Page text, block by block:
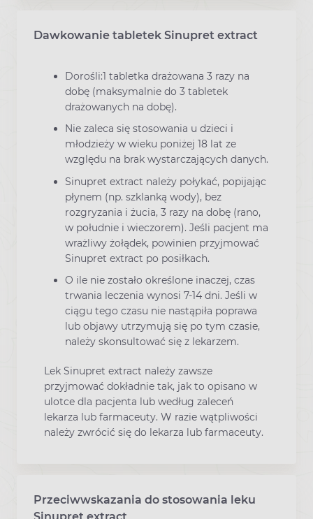
Dawkowanie tabletek Sinupret extract
Dorośli:1 tabletka drażowana 3 razy na
dobę (maksymalnie do 3 tabletek
drażowanych na dobę).
Nie zaleca się stosowania u dzieci i
młodzieży w wieku poniżej 18 lat ze
względu na brak wystarczających danych.
Sinupret extract należy połykać, popijając
płynem (np. szklanką wody), bez
rozgryzania i żucia, 3 razy na dobę (rano,
w południe i wieczorem). Jeśli pacjent ma
wrażliwy żołądek, powinien przyjmować
Sinupret extract po posiłkach.
O ile nie zostało określone inaczej, czas
trwania leczenia wynosi 7-14 dni. Jeśli w
ciągu tego czasu nie nastąpiła poprawa
lub objawy utrzymują się po tym czasie,
należy skonsultować się z lekarzem.
Lek Sinupret extract należy zawsze
przyjmować dokładnie tak, jak to opisano w
ulotce dla pacjenta lub według zaleceń
lekarza lub farmaceuty. W razie wątpliwości
należy zwrócić się do lekarza lub farmaceuty.
Przeciwwskazania do stosowania leku